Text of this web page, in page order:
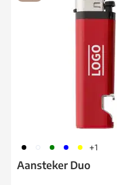
001 002 004 005 006 +1
Aansteker Duo